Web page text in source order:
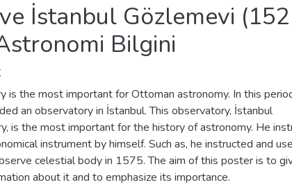
İstanbul Gözlemevi
Bilgini
is the most important for Ottoman astronomy. In this
an observatory in İstanbul. This observatory, İstanbul
is the most important for the history of astronomy. He
instrument by himself. Such as, he instructed and
celestial body in 1575. The aim of this poster is to
about it and to emphasize its importance.